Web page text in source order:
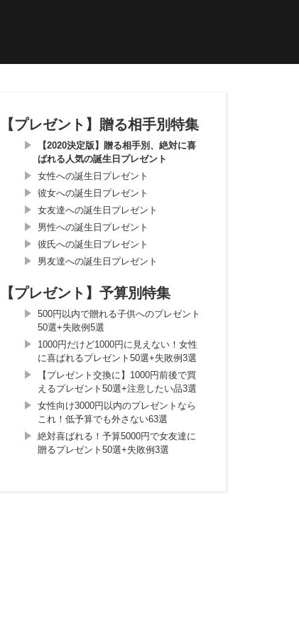
【プレゼント】贈る相手別特集
【2020決定版】贈る相手別、絶対に喜
ばれる人気の誕生日プレゼント
女性への誕生日プレゼント
彼女への誕生日プレゼント
女友達への誕生日プレゼント
男性への誕生日プレゼント
彼氏への誕生日プレゼント
男友達への誕生日プレゼント
【プレゼント】予算別特集
500円以内で贈れる子供へのプレゼント
50選+失敗例5選
1000円だけど1000円に見えない！女性
に喜ばれるプレゼント50選+失敗例3選
【プレゼント交換に】1000円前後で買
えるプレゼント50選+注意したい品3選
女性向け3000円以内のプレゼントなら
これ！低予算でも外さない63選
絶対喜ばれる！予算5000円で女友達に
贈るプレゼント50選+失敗例3選